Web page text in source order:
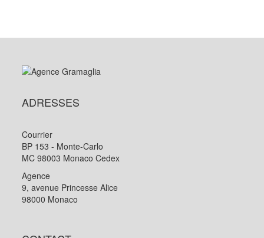
ADRESSES
Courrier
BP 153 - Monte-Carlo
MC 98003 Monaco Cedex
Agence
9, avenue Princesse Alice
98000 Monaco